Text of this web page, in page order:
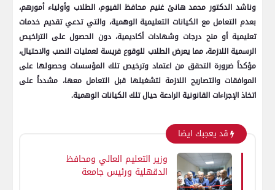
وناشد الدكتور محمد هانئ غنيم محافظ الفيوم، الطلاب وأولياء أمورهم،
بعدم التعامل مع الكيانات التعليمية الوهمية، والتي تدعي تقديم خدمات
تعليمية أو منح درجات وشهادات أكاديمية، دون الحصول على التراخيص
الرسمية اللازمة، مما يعرض الطلاب للوقوع فريسة لعمليات النصب والاحتيال،
مؤكداً ضرورة التحقق من اعتماد وترخيص تلك المؤسسات وحصولها على
الموافقات والتصاريح اللازمة لتشغيلها قبل التعامل معها، مشدداً على
اتخاذ الإجراءات القانونية الرادعة حيال تلك الكيانات الوهمية.
قد يعجبك ايضا
وزير التعليم العالي ومحافظ
الدقهلية ورئيس جامعة